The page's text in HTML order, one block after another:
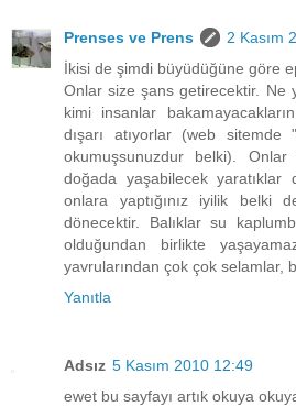
Prenses ve Prens
2 Kasım
İkisi de şimdi büyüdüğüne göre
Onlar size şans getirecektir. Ne
kimi insanlar
dışarı atıyorlar (web sitemde
okumuşsunuzdur belki).
doğada yaşabilecek yaratıklar
onlara yaptığınız iyilik belki
dönecektir. Balıklar su
olduğundan birlikte
yavrularından çok çok selamlar,
Yanıtla
Adsız 5 Kasım 2010 12:49
ewet bu sayfayı artık okuya